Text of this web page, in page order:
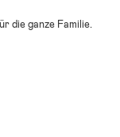
die ganze Familie.